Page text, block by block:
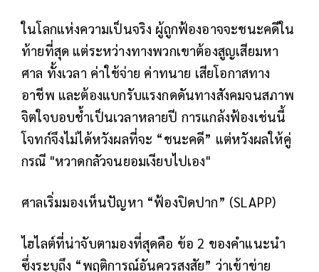
ในโลกแห่งความเป็นจริง ผู้ถูกฟ้องอาจจะชนะคดีใน
ท้ายที่สุด แต่ระหว่างทางพวกเขาต้องสูญเสียมหา
ศาล ทั้งเวลา ค่าใช้จ่าย ค่าทนาย เสียโอกาสทาง
อาชีพ และต้องแบกรับแรงกดดันทางสังคมจนสภาพ
จิตใจบอบช้ำเป็นเวลาหลายปี การแกล้งฟ้องเช่นนี้
โจทก์จึงไม่ได้หวังผลที่จะ “ชนะคดี” แต่หวังผลให้คู่
กรณี "หวาดกลัวจนยอมเงียบไปเอง"
ศาลเริ่มมองเห็นปัญหา “ฟ้องปิดปาก” (SLAPP)
ไฮไลต์ที่น่าจับตามองที่สุดคือ ข้อ 2 ของคำแนะนำ
ซึ่งระบุถึง “พฤติการณ์อันควรสงสัย” ว่าเข้าข่าย